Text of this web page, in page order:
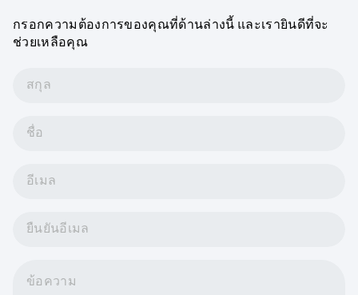
กรอกความต้องการของคุณที่ด้านล่างนี้ และเรายินดีที่จะ
ช่วยเหลือคุณ
สกุล
ชื่อ
อีเมล
ยืนยันอีเมล
ข้อความ